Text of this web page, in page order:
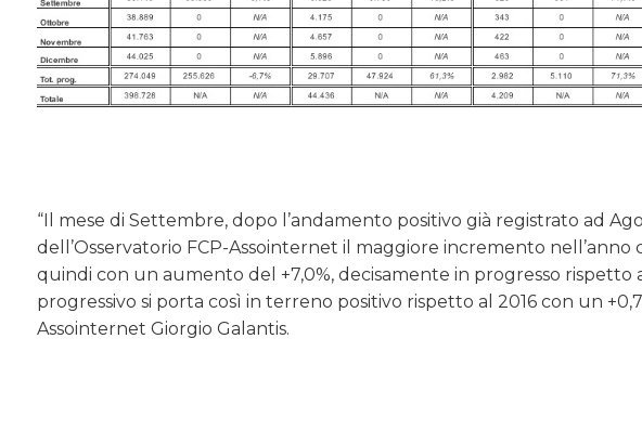
“Il mese di Settembre, dopo l’andamento positivo già registrato ad
dell’Osservatorio FCP-Assointernet il maggiore incremento
quindi con un aumento del +7,0%, decisamente in progresso
progressivo si porta così in terreno positivo rispetto al 2016 con un
Assointernet Giorgio Galantis.